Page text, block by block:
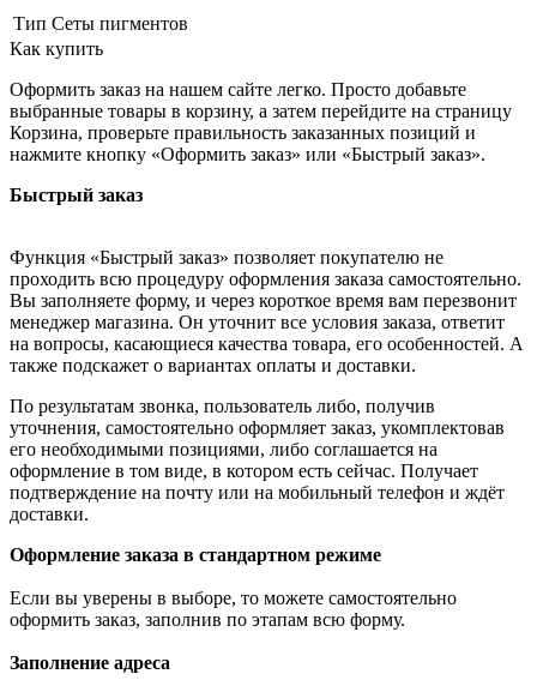
Тип Сеты пигментов
Как купить
Оформить заказ на нашем сайте легко. Просто добавьте
выбранные товары в корзину, а затем перейдите на страницу
Корзина, проверьте правильность заказанных позиций и
нажмите кнопку «Оформить заказ» или «Быстрый заказ».
Быстрый заказ
Функция «Быстрый заказ» позволяет покупателю не
проходить всю процедуру оформления заказа самостоятельно.
Вы заполняете форму, и через короткое время вам перезвонит
менеджер магазина. Он уточнит все условия заказа, ответит
на вопросы, касающиеся качества товара, его особенностей. А
также подскажет о вариантах оплаты и доставки.
По результатам звонка, пользователь либо, получив
уточнения, самостоятельно оформляет заказ, укомплектовав
его необходимыми позициями, либо соглашается на
оформление в том виде, в котором есть сейчас. Получает
подтверждение на почту или на мобильный телефон и ждёт
доставки.
Оформление заказа в стандартном режиме
Если вы уверены в выборе, то можете самостоятельно
оформить заказ, заполнив по этапам всю форму.
Заполнение адреса